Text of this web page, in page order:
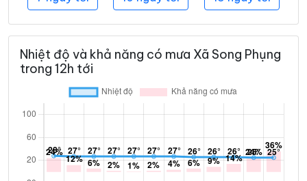
Nhiệt độ và khả năng có mưa Xã Song Phụng
trong 12h tới